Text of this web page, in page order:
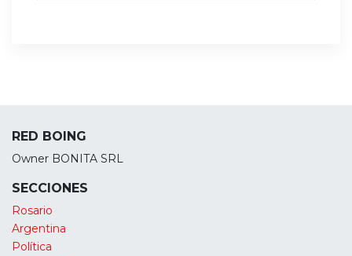
RED BOING
Owner BONITA SRL
SECCIONES
Rosario
Argentina
Política